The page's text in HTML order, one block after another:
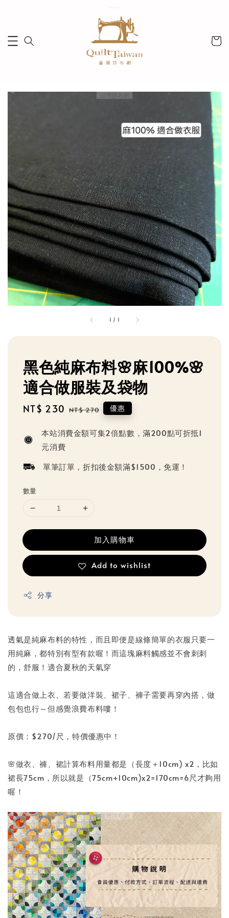
1 / 1
黑色純麻布料🌸麻100%🌸
適合做服裝及袋物
Sale
NT$ 230 Regular
NT$ 270 優惠
本站消費金額可集2倍點數，滿200點可折抵1
元消費
單筆訂單，折扣後金額滿$1500，免運！
數量
加入購物車
Add to wishlist
分享
透氣是純麻布料的特性，而且即便是線條簡單的衣服只要一
用純麻，都特別有型有款喔！而這塊麻料觸感並不會刺刺
的，舒服！適合夏秋的天氣穿
這適合做上衣、若要做洋裝、裙子、褲子需要再穿內搭，做
包包也行～但感覺浪費布料嘍！
原價：$270/尺，特價優惠中！
🌸做衣、褲、裙計算布料用量都是（長度＋10cm) x2，比如
裙長75cm，所以就是（75cm+10cm)x2=170cm=6尺才夠用
喔！